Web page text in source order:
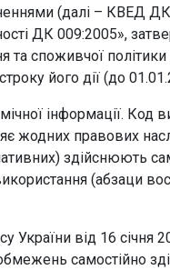
(далі – КВЕД
ДК 009:2005»,
та споживчої
його дії (до
інформації. Код
жодних правових
здійснюють
(абзаци
України від 16
самостійно